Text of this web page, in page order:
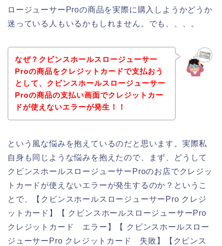
ロージューサーProの商品を実際に購入しようかどうか
迷っている人もいるかもしれません。でも、、、。
なぜ？クビンスホールスロージューサー
Proの商品をクレジットカードで支払おう
として、クビンスホールスロージューサー
Proの商品の支払い画面でクレジットカー
ドが使えないエラーが発生！！
という風な悩みを抱えているのだと思います。実際私
自身も同じような悩みを抱えたので、まず、どうして
クビンスホールスロージューサーProのお店でクレジッ
トカードが使えないエラーが発生するのか？というこ
とで、【クビンスホールスロージューサーPro クレジ
ットカード】【 クビンスホールスロージューサーPro
クレジットカード エラー】【 クビンスホールスロー
ジューサーPro クレジットカード 失敗】【クビンス